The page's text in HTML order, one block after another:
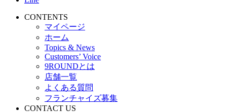
CONTENTS
マイページ
ホーム
Topics & News
Customers’ Voice
9ROUNDとは
店舗一覧
よくある質問
フランチャイズ募集
CONTACT US